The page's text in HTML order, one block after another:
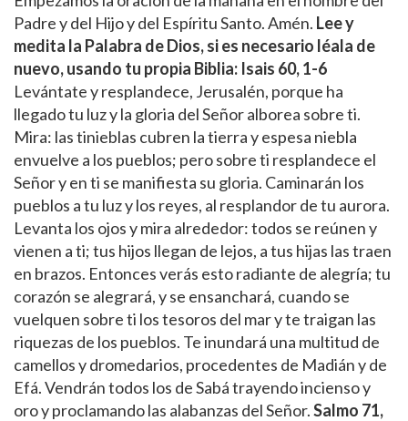
Padre y del Hijo y del Espíritu Santo. Amén. Lee y
medita la Palabra de Dios, si es necesario léala de
nuevo, usando tu propia Biblia: Isais 60, 1-6
Levántate y resplandece, Jerusalén, porque ha
llegado tu luz y la gloria del Señor alborea sobre ti.
Mira: las tinieblas cubren la tierra y espesa niebla
envuelve a los pueblos; pero sobre ti resplandece el
Señor y en ti se manifiesta su gloria. Caminarán los
pueblos a tu luz y los reyes, al resplandor de tu aurora.
Levanta los ojos y mira alrededor: todos se reúnen y
vienen a ti; tus hijos llegan de lejos, a tus hijas las traen
en brazos. Entonces verás esto radiante de alegría; tu
corazón se alegrará, y se ensanchará, cuando se
vuelquen sobre ti los tesoros del mar y te traigan las
riquezas de los pueblos. Te inundará una multitud de
camellos y dromedarios, procedentes de Madián y de
Efá. Vendrán todos los de Sabá trayendo incienso y
oro y proclamando las alabanzas del Señor.Salmo 71,